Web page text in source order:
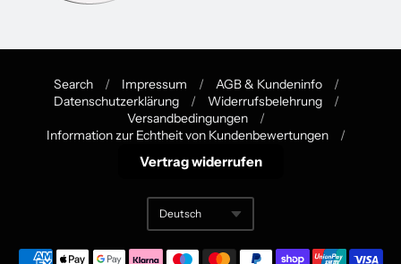
Navigation:
Search / Impressum / AGB & Kundeninfo
/
Datenschutzerklärung
/ Widerrufsbelehrung
/
Versandbedingungen
/
Information zur Echtheit von Kundenbewertungen
/
Vertrag widerrufen
Translation
Deutsch